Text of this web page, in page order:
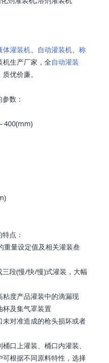
体灌装机、 自动灌装机、称
机生产厂家，全自动灌装
优价廉。
数：
400(mm)
点：
重量设定值及相关灌装叁
段(慢/快/慢)式灌装，大幅
度产品灌装中的滴漏现
杯及集气罩装置
对准造成的枪头损坏或者
口上灌装、桶口内灌装、
根据不同原料特性，选择